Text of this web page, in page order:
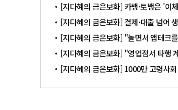
[지다혜의 금은보화] 카뱅·토뱅은 '이
[지다혜의 금은보화] 결제·대출 넘어
[지다혜의 금은보화] "놀면서 앱테크
[지다혜의 금은보화] "영업점서 타행
[지다혜의 금은보화] 1000만 고령사